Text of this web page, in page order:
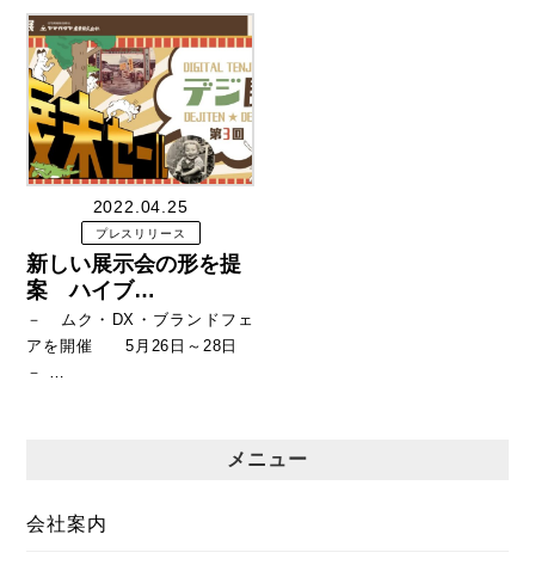
2022.04.25
プレスリリース
新しい展示会の形を提
案 ハイブ…
－ ムク・DX・ブランドフェ
アを開催 5月26日～28日
－ …
メニュー
会社案内